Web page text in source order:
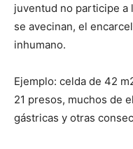
juventud no participe a
se avecinan, el
inhumano.
Ejemplo: celda de 42
21 presos, muchos de
gástricas y otras